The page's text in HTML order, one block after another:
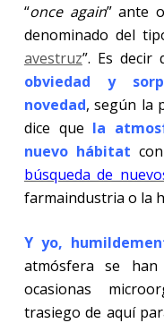
“once again” ante
denominado del
avestruz”. Es decir
obviedad y
novedad, según la
dice que la
nuevo hábitat
búsqueda de
farmaindustria o la
Y yo,
atmósfera se
ocasionas
trasiego de aquí